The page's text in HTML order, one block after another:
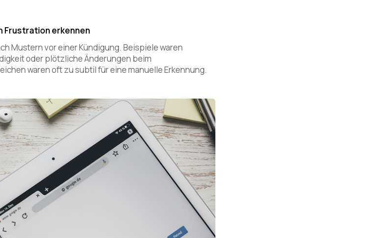
Frustration erkennen
Mustern vor einer Kündigung. Beispiele waren
oder plötzliche Änderungen beim
waren oft zu subtil für eine manuelle Erkennung.